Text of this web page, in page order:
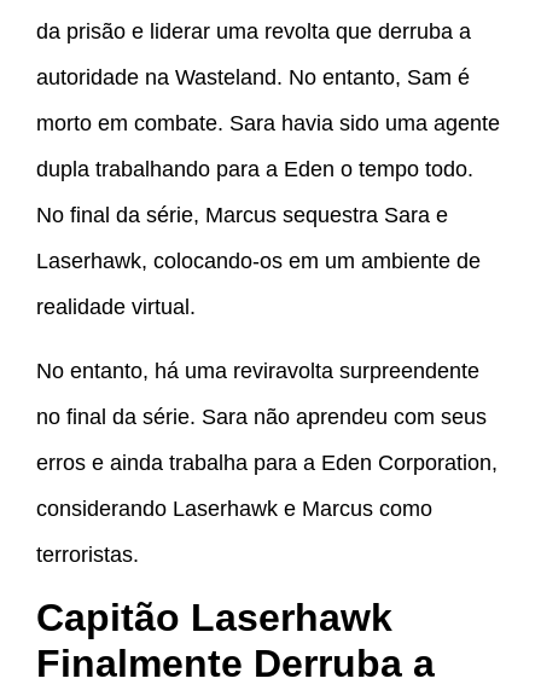
da prisão e liderar uma revolta que derruba a
autoridade na Wasteland. No entanto, Sam é
morto em combate. Sara havia sido uma agente
dupla trabalhando para a Eden o tempo todo.
No final da série, Marcus sequestra Sara e
Laserhawk, colocando-os em um ambiente de
realidade virtual.
No entanto, há uma reviravolta surpreendente
no final da série. Sara não aprendeu com seus
erros e ainda trabalha para a Eden Corporation,
considerando Laserhawk e Marcus como
terroristas.
Capitão Laserhawk
Finalmente Derruba a